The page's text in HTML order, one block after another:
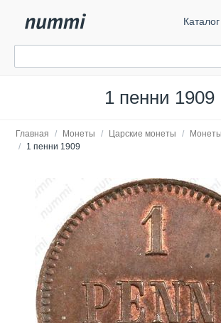
Каталог
1 пенни 1909
Главная / Монеты / Царские монеты /
/
1 пенни 1909